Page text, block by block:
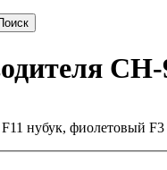
CH-
нубук, фиолетовый F3